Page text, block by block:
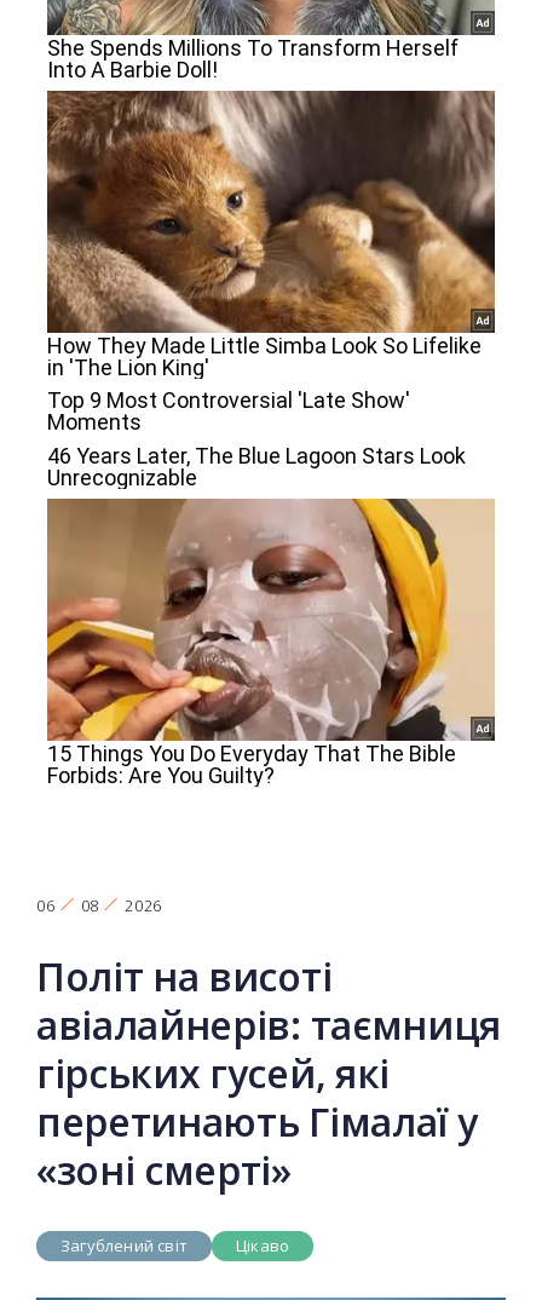
06 08 2026
Політ на висоті
авіалайнерів: таємниця
гірських гусей, які
перетинають Гімалаї у
«зоні смерті»
Загублений світ Цікаво